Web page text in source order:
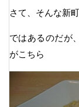
さて、そんな新
ではあるのだが
がこちら